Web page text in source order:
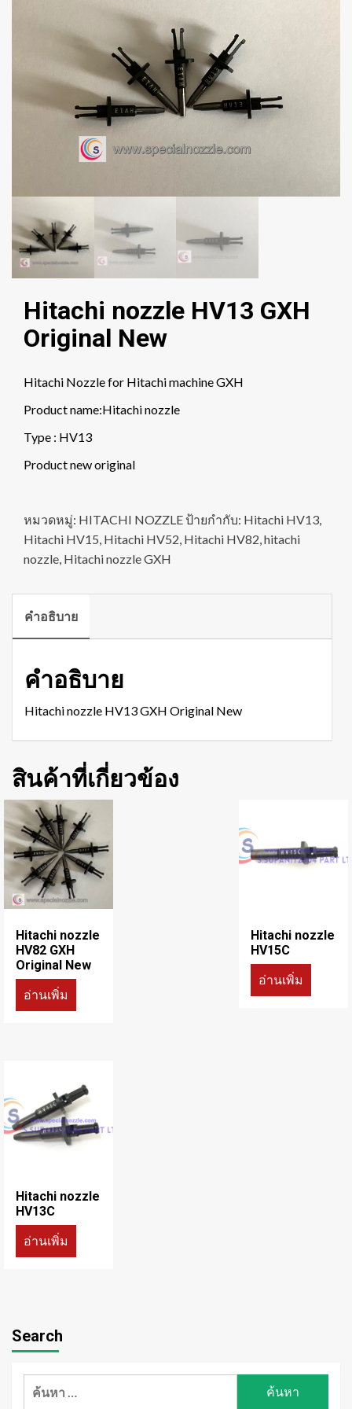
Hitachi nozzle HV13 GXH
Original New
Hitachi Nozzle for Hitachi machine GXH
Product name:Hitachi nozzle
Type : HV13
Product new original
หมวดหมู่: HITACHI NOZZLEป้ายกำกับ: Hitachi HV13,
Hitachi HV15, Hitachi HV52, Hitachi HV82,hitachi
nozzle, Hitachi nozzle GXH
คำอธิบาย
คำอธิบาย
Hitachi nozzle HV13 GXH Original New
สินค้าที่เกี่ยวข้อง
Hitachi nozzle
HV82 GXH
Original New
อ่านเพิ่ม
Hitachi nozzle
HV15C
อ่านเพิ่ม
Hitachi nozzle
HV13C
อ่านเพิ่ม
Search
ค้นหา